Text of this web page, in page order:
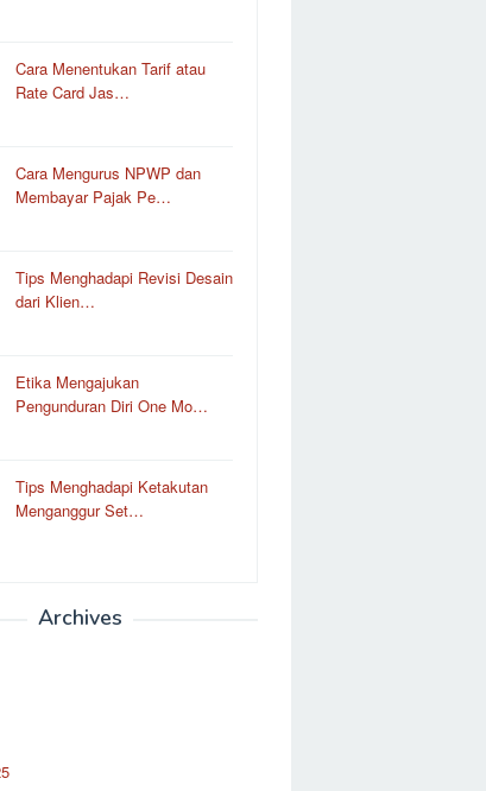
Cara Menentukan Tarif atau
Rate Card Jas…
Cara Mengurus NPWP dan
Membayar Pajak Pe…
Tips Menghadapi Revisi Desain
dari Klien…
Etika Mengajukan
Pengunduran Diri One Mo…
Tips Menghadapi Ketakutan
Menganggur Set…
Archives